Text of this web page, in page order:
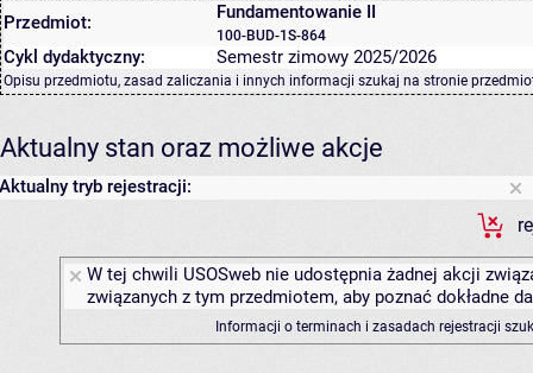
Przedmiot: Fundamentowanie II
100-BUD-1S-864
Cykl dydaktyczny: Semestr zimowy 2025/2026
Opisu przedmiotu, zasad zaliczania i innych informacji szukaj na stronie
Aktualny stan oraz możliwe akcje
Aktualny tryb rejestracji:
W tej chwili USOSweb nie udostępnia żadnej akcji
związanych z tym przedmiotem, aby poznać dokładne
Informacji o terminach i zasadach rejestracji